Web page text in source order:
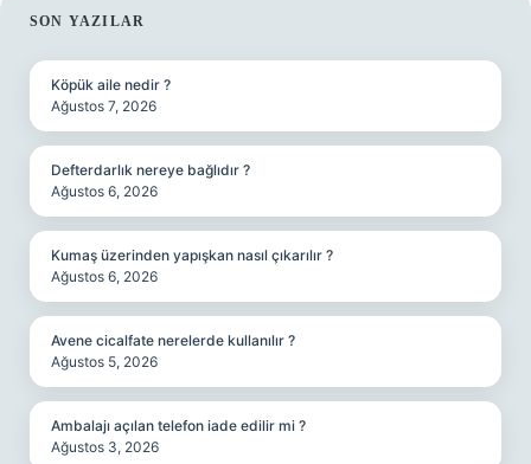
SIDEBAR
SON YAZILAR
Köpük aile nedir ?
Ağustos 7, 2026
Defterdarlık nereye bağlıdır ?
Ağustos 6, 2026
Kumaş üzerinden yapışkan nasıl çıkarılır ?
Ağustos 6, 2026
Avene cicalfate nerelerde kullanılır ?
Ağustos 5, 2026
Ambalajı açılan telefon iade edilir mi ?
Ağustos 3, 2026